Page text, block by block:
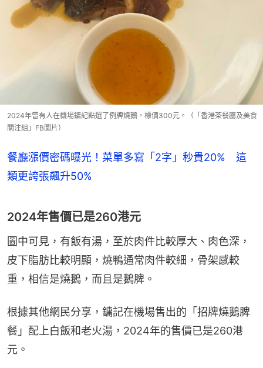
2024年曾有人在機場鏞記點選了例牌燒鵝，標價300元。（「香港茶餐廳及美食
關注組」FB圖片）
餐廳漲價密碼曝光！菜單多寫「2字」秒貴20% 這
類更誇張飆升50%
2024年售價已是260港元
圖中可見，有飯有湯，至於肉件比較厚大、肉色深，
皮下脂肪比較明顯，燒鴨通常肉件較細，骨架感較
重，相信是燒鵝，而且是鵝脾。
根據其他網民分享，鏞記在機場售出的「招牌燒鵝脾
餐」配上白飯和老火湯，2024年的售價已是260港
元。